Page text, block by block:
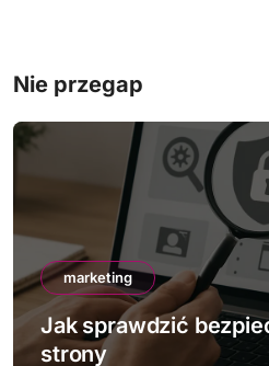
Nie przegap
marketing
Jak sprawdzić
strony